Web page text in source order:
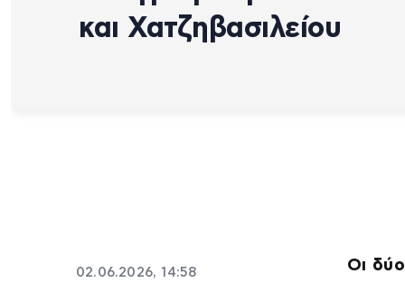
και Χατζηβασιλείου
02.06.2026, 14:58
Οι